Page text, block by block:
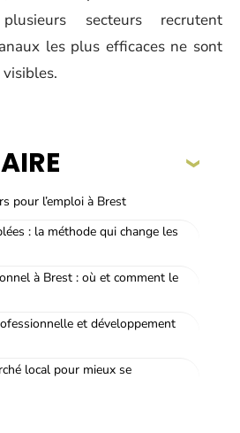
secteurs recrutent
les plus efficaces ne sont
pour l’emploi à Brest
: la méthode qui change les
à Brest : où et comment le
et développement
local pour mieux se